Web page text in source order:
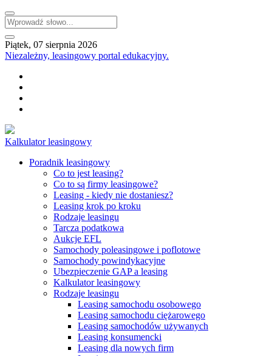
Piątek, 07 sierpnia 2026
Niezależny, leasingowy portal edukacyjny.
Kalkulator leasingowy
Poradnik leasingowy
Co to jest leasing?
Co to są firmy leasingowe?
Leasing - kiedy nie dostaniesz?
Leasing krok po kroku
Rodzaje leasingu
Tarcza podatkowa
Aukcje EFL
Samochody poleasingowe i poflotowe
Samochody powindykacyjne
Ubezpieczenie GAP a leasing
Kalkulator leasingowy
Rodzaje leasingu
Leasing samochodu osobowego
Leasing samochodu ciężarowego
Leasing samochodów używanych
Leasing konsumencki
Leasing dla nowych firm